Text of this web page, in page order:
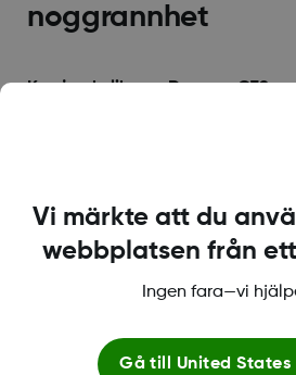
noggrannhet
Kan jag kalibrera Dexcom G7?
Läs mer
Vanliga aktiviteter
Vi märkte att du
webbplatsen från
Ingen fara—vi
Gå till United States